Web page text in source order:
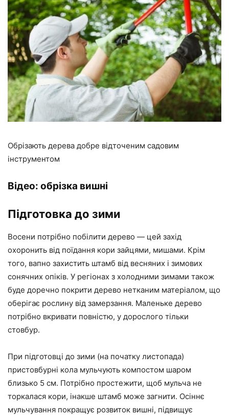
Обрізають дерева добре відточеним садовим
інструментом
Відео: обрізка вишні
Підготовка до зими
Восени потрібно побілити дерево — цей захід
охоронить від поїдання кори зайцями, мишами. Крім
того, вапно захистить штамб від весняних і зимових
сонячних опіків. У регіонах з холодними зимами також
буде доречно покрити дерево нетканим матеріалом, що
оберігає рослину від замерзання. Маленьке дерево
потрібно вкривати повністю, у дорослого тільки
стовбур.
При підготовці до зими (на початку листопада)
пристовбурні кола мульчують компостом шаром
близько 5 см. Потрібно простежити, щоб мульча не
торкалася кори, інакше штамб може загнити. Осіннє
мульчування покращує розвиток вишні, підвищує